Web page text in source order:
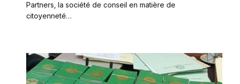
Partners, la société de conseil en matière de
citoyenneté…